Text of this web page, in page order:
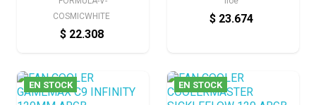
COSMICWHITE
$ 22.308
$ 23.674
EN STOCK EN STOCK